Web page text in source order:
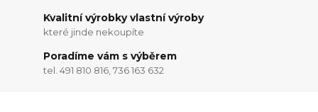
Kvalitní výrobky vlastní výroby
které jinde nekoupíte
Poradíme vám s výběrem
tel. 491 810 816, 736 163 632